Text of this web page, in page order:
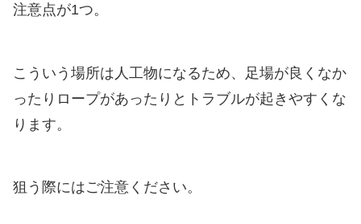
注意点が1つ。
こういう場所は人工物になるため、足場が良くなか
ったりロープがあったりとトラブルが起きやすくな
ります。
狙う際にはご注意ください。